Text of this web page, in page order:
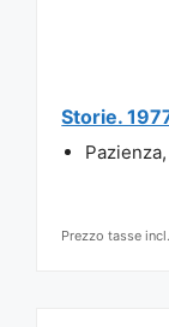
Storie.
Prezzo tasse